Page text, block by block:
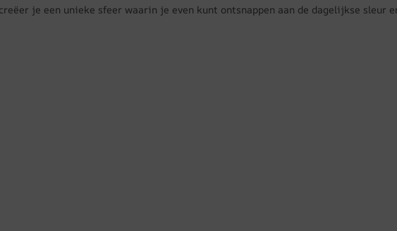
je een unieke sfeer waarin je even kunt ontsnappen aan de dagelijkse sleur